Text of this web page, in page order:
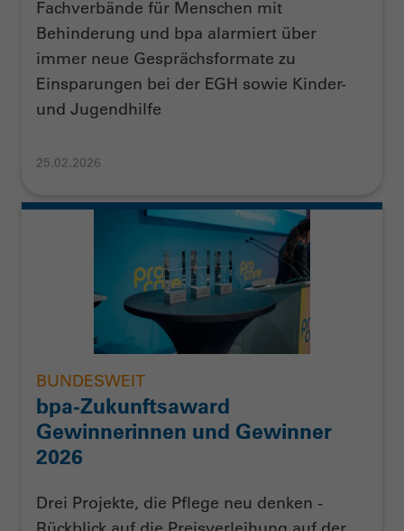
Fachverbände für Menschen mit
Behinderung und bpa alarmiert über
immer neue Gesprächsformate zu
Einsparungen bei der EGH sowie Kinder-
und Jugendhilfe
25.02.2026
BUNDESWEIT
bpa-Zukunftsaward
Gewinnerinnen und Gewinner
2026
Drei Projekte, die Pflege neu denken -